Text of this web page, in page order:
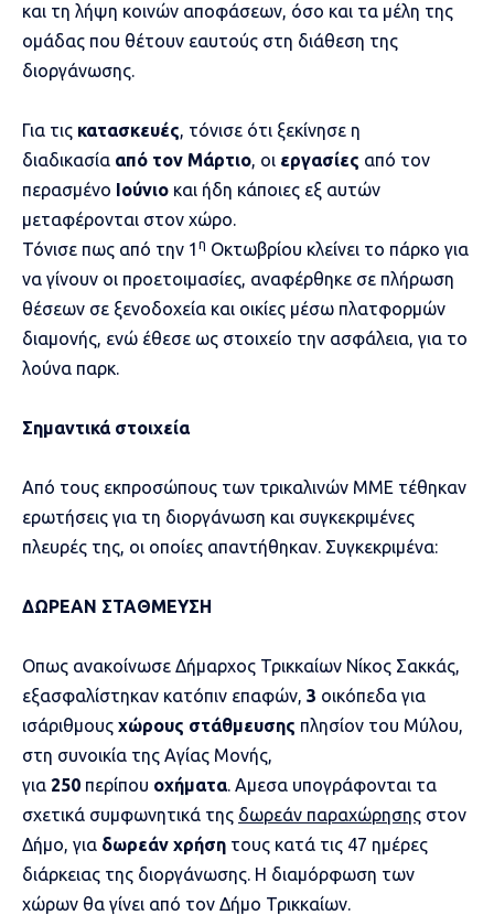
και τη λήψη κοινών αποφάσεων, όσο και τα μέλη της
ομάδας που θέτουν εαυτούς στη διάθεση της
διοργάνωσης.
Για τις κατασκευές, τόνισε ότι ξεκίνησε η
διαδικασία από τον Μάρτιο, οι εργασίες από τον
περασμένο Ιούνιο και ήδη κάποιες εξ αυτών
μεταφέρονται στον χώρο.
Τόνισε πως από την 1 η Οκτωβρίου κλείνει το πάρκο για
να γίνουν οι προετοιμασίες, αναφέρθηκε σε πλήρωση
θέσεων σε ξενοδοχεία και οικίες μέσω πλατφορμών
διαμονής, ενώ έθεσε ως στοιχείο την ασφάλεια, για το
λούνα παρκ.
Σημαντικά στοιχεία
Από τους εκπροσώπους των τρικαλινών ΜΜΕ τέθηκαν
ερωτήσεις για τη διοργάνωση και συγκεκριμένες
πλευρές της, οι οποίες απαντήθηκαν. Συγκεκριμένα:
ΔΩΡΕΑΝ ΣΤΑΘΜΕΥΣΗ
Οπως ανακοίνωσε Δήμαρχος Τρικκαίων Νίκος Σακκάς,
εξασφαλίστηκαν κατόπιν επαφών, 3 οικόπεδα για
ισάριθμους χώρους στάθμευσης πλησίον του Μύλου,
στη συνοικία της Αγίας Μονής,
για 250 περίπου οχήματα. Αμεσα υπογράφονται τα
σχετικά συμφωνητικά της δωρεάν παραχώρησης στον
Δήμο, για δωρεάν χρήση τους κατά τις 47 ημέρες
διάρκειας της διοργάνωσης. Η διαμόρφωση των
χώρων θα γίνει από τον Δήμο Τρικκαίων.